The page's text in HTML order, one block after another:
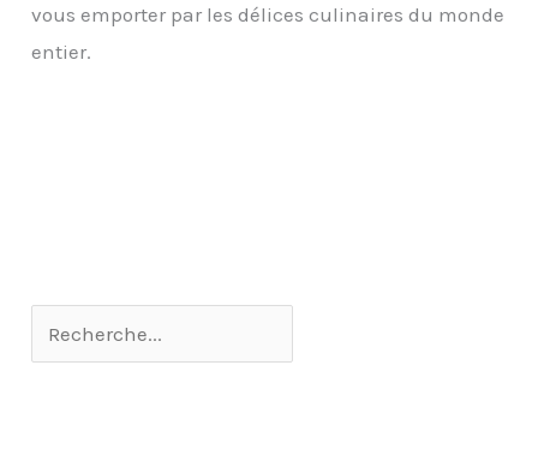
vous emporter par les délices culinaires du monde
entier.